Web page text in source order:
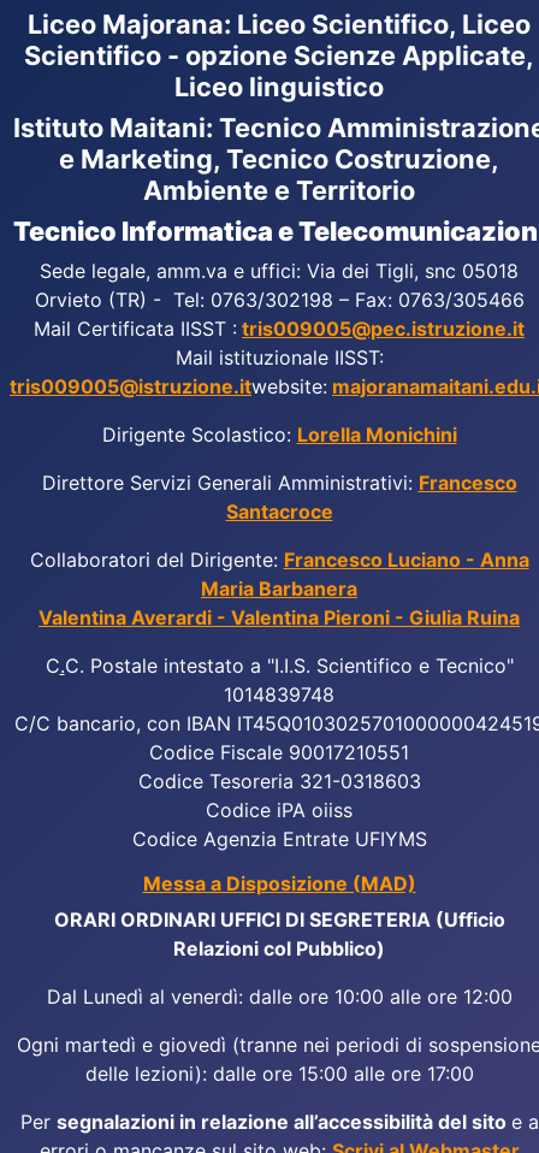
Liceo Majorana: Liceo Scientifico, Liceo
Scientifico - opzione Scienze Applicate,
Liceo linguistico
Istituto Maitani: Tecnico
e Marketing, Tecnico Costruzione,
Ambiente e Territorio
Tecnico Informatica e
Sede legale, amm.va e uffici: Via dei Tigli, snc 05018
Orvieto (TR) - Tel: 0763/302198 – Fax: 0763/305466
Mail Certificata IISST : tris009005@pec.istruzione.it
Mail istituzionale IISST:
tris009005@istruzione.itwebsite:
Dirigente Scolastico: Lorella Monichini
Direttore Servizi Generali Amministrativi: Francesco
Santacroce
Collaboratori del Dirigente: Francesco Luciano - Anna
Maria Barbanera
Valentina Averardi - Valentina Pieroni - Giulia Ruina
C.C. Postale intestato a "I.I.S. Scientifico e Tecnico"
1014839748
C/C bancario, con IBAN
Codice Fiscale 90017210551
Codice Tesoreria 321-0318603
Codice iPA oiiss
Codice Agenzia Entrate UFIYMS
Messa a Disposizione (MAD)
ORARI ORDINARI UFFICI DI SEGRETERIA (Ufficio
Relazioni col Pubblico)
Dal Lunedì al venerdì: dalle ore 10:00 alle ore 12:00
Ogni martedì e giovedì (tranne nei periodi di
delle lezioni): dalle ore 15:00 alle ore 17:00
Per segnalazioni in relazione all’accessibilità del sito e a